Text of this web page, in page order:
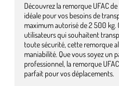
Découvrez la remorque UFAC
idéale pour vos besoins de
maximum autorisé de 2 500 kg.
utilisateurs qui souhaitent
toute sécurité, cette remorque
maniabilité. Que vous soyez un
professionnel, la remorque
parfait pour vos déplacements.